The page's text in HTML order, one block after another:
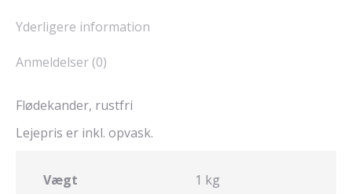
Yderligere information
Anmeldelser (0)
Flødekander, rustfri
​Lejepris er inkl. opvask.
Vægt 1 kg